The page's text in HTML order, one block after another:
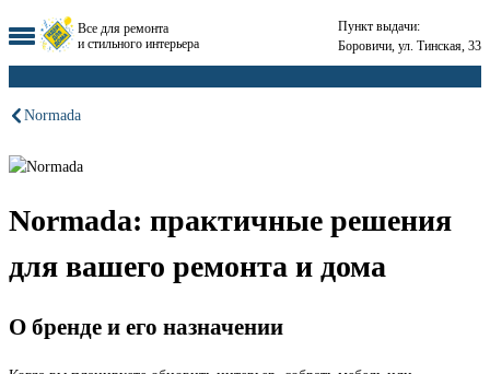
Все для ремонта
и стильного интерьера
Пункт выдачи:
Боровичи, ул. Тинская, 33
Normada
Normada: практичные решения
для вашего ремонта и дома
О бренде и его назначении